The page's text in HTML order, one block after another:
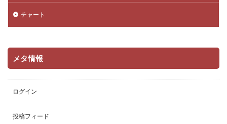
チャート
メタ情報
ログイン
投稿フィード